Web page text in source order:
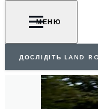
МЕНЮ
ДОСЛІДІТЬ LAND